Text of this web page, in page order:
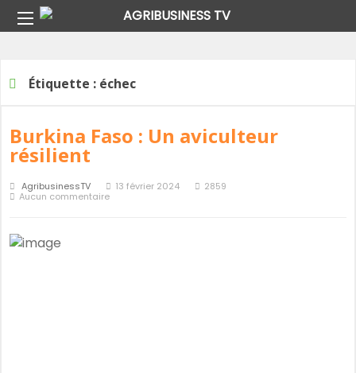
Étiquette :échec
Étiquette : échec
Burkina Faso : Un aviculteur
résilient
AgribusinessTV 13 février 2024
2859
Aucun commentaire